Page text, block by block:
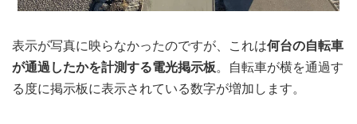
表示が写真に映らなかったのですが、これは何台の自転車
が通過したかを計測する電光掲示板。自転車が横を通過す
る度に掲示板に表示されている数字が増加します。